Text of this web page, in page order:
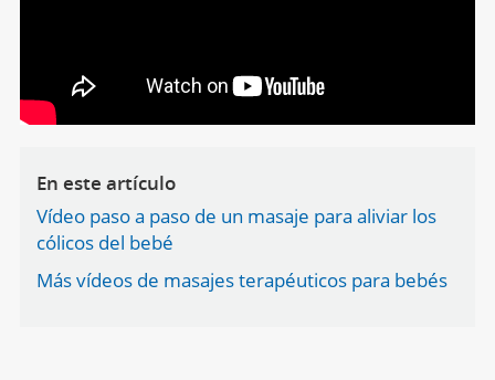
En este artículo
Vídeo paso a paso de un masaje para aliviar los
cólicos del bebé
Más vídeos de masajes terapéuticos para bebés